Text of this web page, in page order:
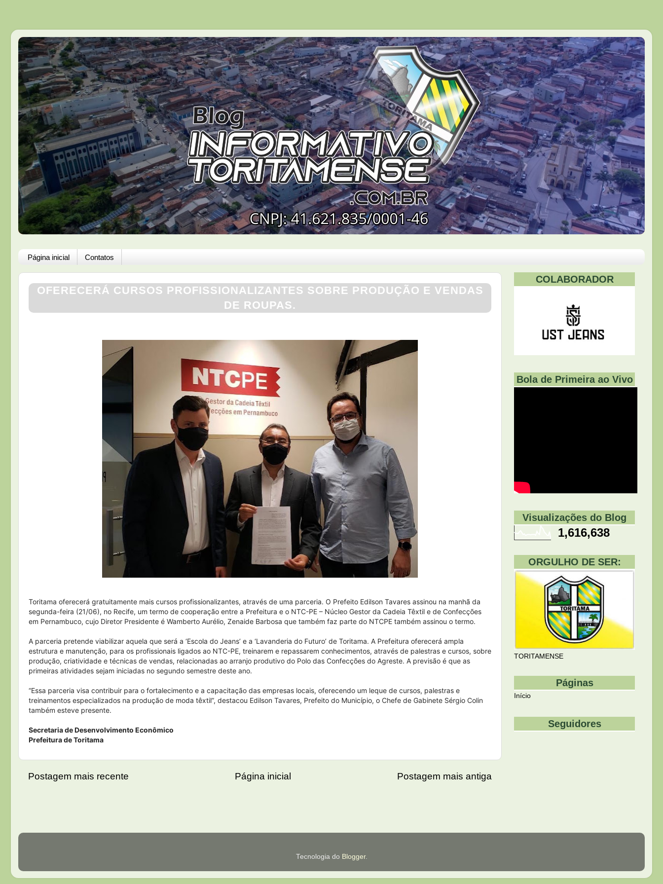
Página inicial Contatos
OFERECERÁ CURSOS PROFISSIONALIZANTES SOBRE PRODUÇÃO E VENDAS
DE ROUPAS.
Toritama oferecerá gratuitamente mais cursos profissionalizantes, através de uma parceria. O Prefeito Edilson Tavares assinou na manhã da
segunda-feira (21/06), no Recife, um termo de cooperação entre a Prefeitura e o NTC-PE – Núcleo Gestor da Cadeia Têxtil e de Confecções
em Pernambuco, cujo Diretor Presidente é Wamberto Aurélio, Zenaide Barbosa que também faz parte do NTCPE também assinou o termo.
A parceria pretende viabilizar aquela que será a ‘Escola do Jeans’ e a ‘Lavanderia do Futuro’ de Toritama. A Prefeitura oferecerá ampla
estrutura e manutenção, para os profissionais ligados ao NTC-PE, treinarem e repassarem conhecimentos, através de palestras e cursos, sobre
produção, criatividade e técnicas de vendas, relacionadas ao arranjo produtivo do Polo das Confecções do Agreste. A previsão é que as
primeiras atividades sejam iniciadas no segundo semestre deste ano.
“Essa parceria visa contribuir para o fortalecimento e a capacitação das empresas locais, oferecendo um leque de cursos, palestras e
treinamentos especializados na produção de moda têxtil”, destacou Edilson Tavares, Prefeito do Município, o Chefe de Gabinete Sérgio Colin
também esteve presente.
Secretaria de Desenvolvimento Econômico
Prefeitura de Toritama
Postagem mais recente Postagem mais antiga
Página inicial
COLABORADOR
Bola de Primeira ao Vivo
Visualizações do Blog
1,616,638
ORGULHO DE SER:
TORITAMENSE
Páginas
Início
Seguidores
Tecnologia do Blogger.